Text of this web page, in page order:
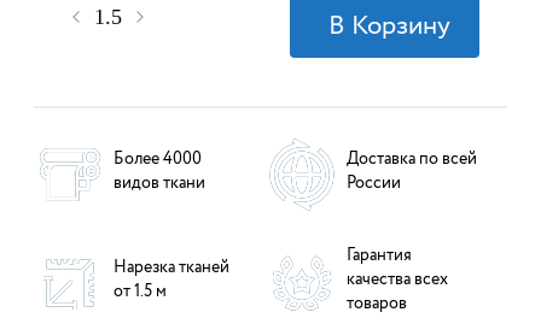
Более 4000
видов ткани
Доставка по всей
России
Нарезка тканей
от 1.5 м
Гарантия
качества всех
товаров